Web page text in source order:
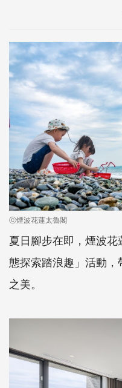
ⓒ煙波花蓮太魯閣
夏日腳步在即，煙波
態探索踏浪趣」活動
之美。